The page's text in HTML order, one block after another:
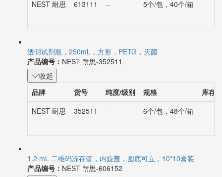
NEST 耐思
613111 -- 5个/包，40个/箱
透明试剂瓶，250mL，方形，PETG，灭菌
产品编号： NEST 耐思-352511
收起
品牌
货号 纯度/级别 规格
库存
NEST 耐思
352511 -- 6个/包，48个/箱
1.2 mL 二维码冻存管，内旋盖，圆底可立，10*10盒装
产品编号： NEST 耐思-606152